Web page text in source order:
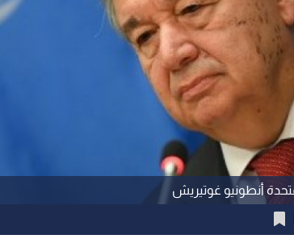
أنطونيو غوتيريش